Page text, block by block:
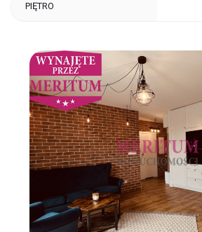
PIĘTRO